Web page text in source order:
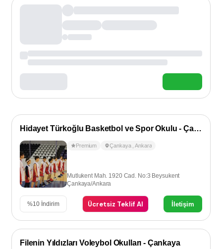
Hidayet Türkoğlu Basketbol ve Spor Okulu - Çankaya
Premium Çankaya ,Ankara
Mutlukent Mah. 1920 Cad. No:3 Beysukent
Çankaya/Ankara
%10 İndirim Ücretsiz Teklif Al İletişim
Filenin Yıldızları Voleybol Okulları - Çankaya